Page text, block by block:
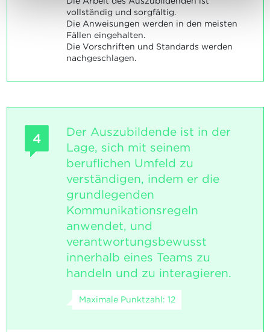
vollständig und sorgfältig.
Die Anweisungen werden in den meisten
Fällen eingehalten.
Die Vorschriften und Standards werden
nachgeschlagen.
4
Der Auszubildende ist in der
Lage, sich mit seinem
beruflichen Umfeld zu
verständigen, indem er die
grundlegenden
Kommunikationsregeln
anwendet, und
verantwortungsbewusst
innerhalb eines Teams zu
handeln und zu interagieren.
Maximale Punktzahl: 12